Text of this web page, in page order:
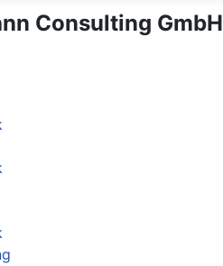
Consulting GmbH